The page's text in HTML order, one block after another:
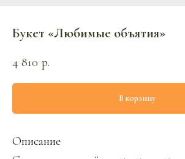
Букет «Любимые объятия»
4 810 р.
В корзину
Описание